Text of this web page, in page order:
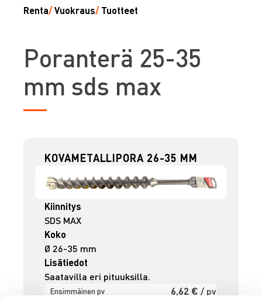
Renta/Vuokraus/ Tuotteet
Poranterä 25-35
mm sds max
KOVAMETALLIPORA 26-35 MM
Kiinnitys
SDS MAX
Koko
Ø 26-35 mm
Lisätiedot
Saatavilla eri pituuksilla.
Ensimmäinen pv 6,62 € / pv